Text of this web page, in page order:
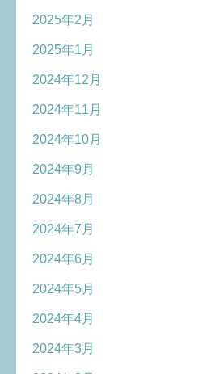
2025年2月
2025年1月
2024年12月
2024年11月
2024年10月
2024年9月
2024年8月
2024年7月
2024年6月
2024年5月
2024年4月
2024年3月